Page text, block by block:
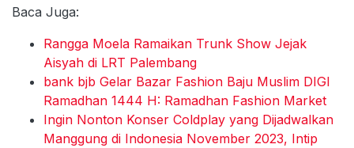
Baca Juga:
Rangga Moela Ramaikan Trunk Show Jejak
Aisyah di LRT Palembang
bank bjb Gelar Bazar Fashion Baju Muslim DIGI
Ramadhan 1444 H: Ramadhan Fashion Market
Ingin Nonton Konser Coldplay yang Dijadwalkan
Manggung di Indonesia November 2023, Intip